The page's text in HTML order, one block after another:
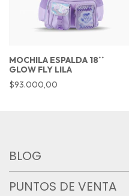
MOCHILA ESPALDA 18´´
GLOW FLY LILA
$93.000,00
BLOG
PUNTOS DE VENTA